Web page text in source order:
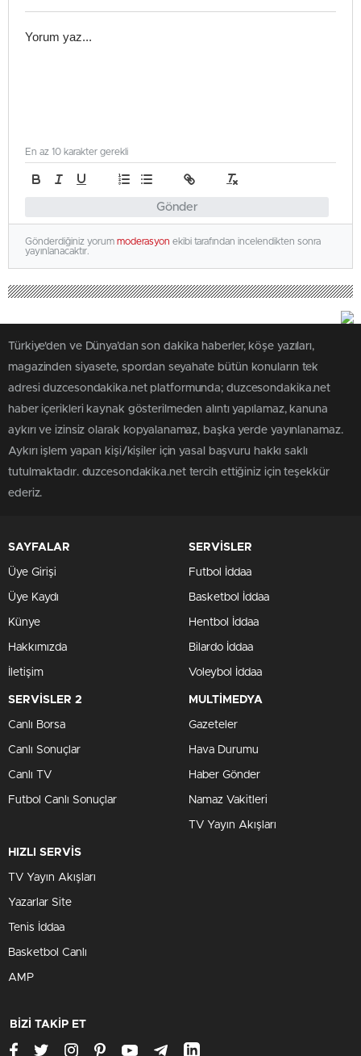
Gönder
En az 10 karakter gerekli
Gönderdiğiniz yorum moderasyon ekibi tarafından incelendikten sonra
yayınlanacaktır.
Türkiye'den ve Dünya’dan son dakika haberler, köşe yazıları,
magazinden siyasete, spordan seyahate bütün konuların tek
adresi duzcesondakika.net platformunda; duzcesondakika.net
haber içerikleri kaynak gösterilmeden alıntı yapılamaz, kanuna
aykırı ve izinsiz olarak kopyalanamaz, başka yerde yayınlanamaz.
Aykırı işlem yapan kişi/kişiler için yasal başvuru hakkı saklı
tutulmaktadır. duzcesondakika.net tercih ettiğiniz için teşekkür
ederiz.
SAYFALAR
Üye Girişi
Üye Kaydı
Künye
Hakkımızda
İletişim
SERVİSLER
Futbol İddaa
Basketbol İddaa
Hentbol İddaa
Bilardo İddaa
Voleybol İddaa
SERVİSLER 2
Canlı Borsa
Canlı Sonuçlar
Canlı TV
Futbol Canlı Sonuçlar
MULTİMEDYA
Gazeteler
Hava Durumu
Haber Gönder
Namaz Vakitleri
TV Yayın Akışları
HIZLI SERVİS
TV Yayın Akışları
Yazarlar Site
Tenis İddaa
Basketbol Canlı
AMP
BİZİ TAKİP ET